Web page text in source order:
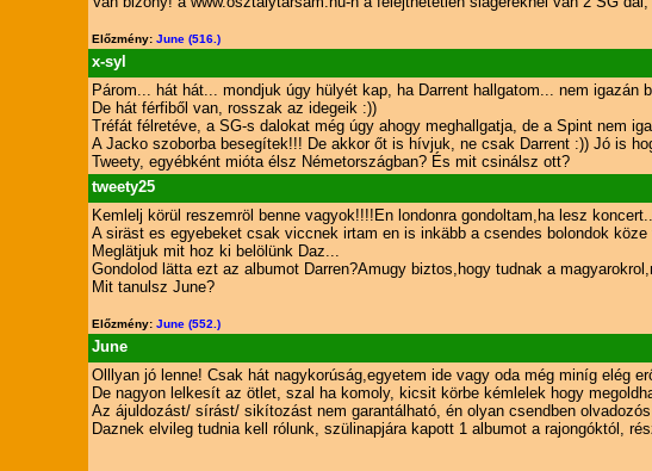
Előzmény: June (516.)
x-syl
Párom... hát hát... mondjuk úgy hülyét kap, ha Darrent hallgatom... nem igazán
De hát férfiből van, rosszak az idegeik :))
Tréfát félretéve, a SG-s dalokat még úgy ahogy meghallgatja, de a Spint nem
A Jacko szoborba besegítek!!! De akkor őt is hívjuk, ne csak Darrent :)) Jó is
Tweety, egyébként mióta élsz Németországban? És mit csinálsz ott?
tweety25
Kemlelj körül reszemröl benne vagyok!!!!En londonra gondoltam,ha lesz
A siräst es egyebeket csak viccnek irtam en is inkäbb a csendes bolondok
Meglätjuk mit hoz ki belölünk Daz...
Gondolod lätta ezt az albumot Darren?Amugy biztos,hogy tudnak a
Mit tanulsz June?
Előzmény: June (552.)
June
Olllyan jó lenne! Csak hát nagykorúság,egyetem ide vagy oda még miníg elég
De nagyon lelkesít az ötlet, szal ha komoly, kicsit körbe kémlelek hogy
Az ájuldozást/ sírást/ sikítozást nem garantálható, én olyan csendben
Daznek elvileg tudnia kell rólunk, szülinapjára kapott 1 albumot a rajongóktól,